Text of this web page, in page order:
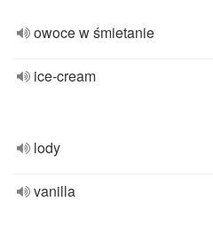
owoce w śmietanie
ice-cream
lody
vanilla